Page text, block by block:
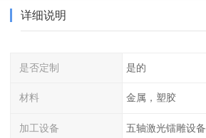
详细说明
是否定制 是的
材料 金属，塑胶
加工设备 五轴激光镭雕设备